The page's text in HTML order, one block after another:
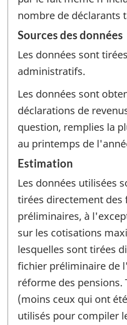
nombre de déclarants
Sources des données
Les données sont
administratifs.
Les données sont
déclarations de
question, remplies la
au printemps de
Estimation
Les données utilisées
tirées directement
préliminaires, à
sur les cotisations
lesquelles sont tirées
fichier préliminaire de
réforme des pensions.
(moins ceux qui ont
utilisés pour compiler